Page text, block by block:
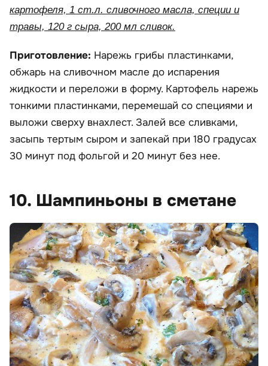
картофеля, 1 ст.л. сливочного масла, специи и
травы, 120 г сыра, 200 мл сливок.
Приготовление: Нарежь грибы пластинками,
обжарь на сливочном масле до испарения
жидкости и переложи в форму. Картофель нарежь
тонкими пластинками, перемешай со специями и
выложи сверху внахлест. Залей все сливками,
засыпь тертым сыром и запекай при 180 градусах
30 минут под фольгой и 20 минут без нее.
10. Шампиньоны в сметане